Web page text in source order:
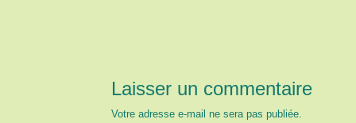
Laisser un commentaire
Votre adresse e-mail ne sera pas publiée.